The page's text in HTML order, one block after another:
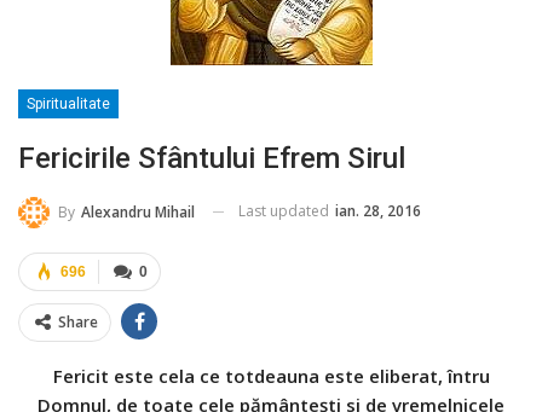
Spiritualitate
Fericirile Sfântului Efrem Sirul
By Alexandru Mihail Last updated ian. 28, 2016
0
696
Share
Fericit este cela ce totdeauna este eliberat, întru
Domnul, de toate cele pământeşti si de vremelnicele